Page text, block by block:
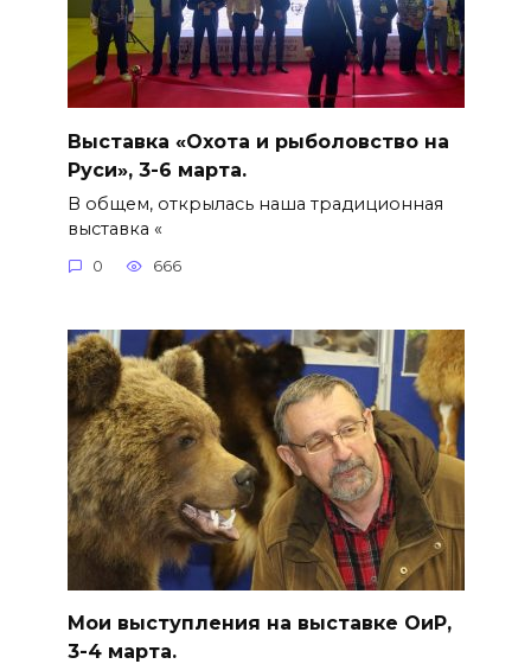
Выставка «Охота и рыболовство на
Руси», 3-6 марта.
В общем, открылась наша традиционная
выставка «
0 666
Мои выступления на выставке ОиР,
3-4 марта.